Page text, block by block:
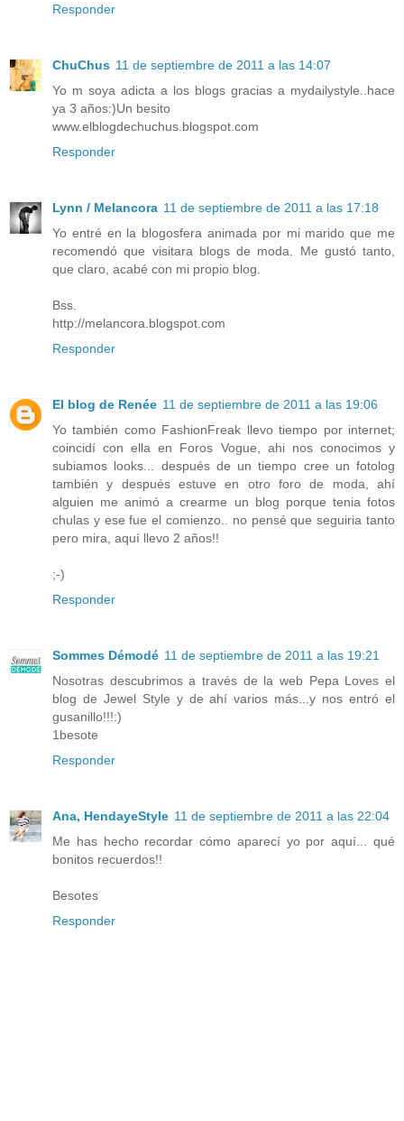
Responder
ChuChus 11 de septiembre de 2011 a las 14:07
Yo m soya adicta a los blogs gracias a mydailystyle..hace
ya 3 años:)Un besito
www.elblogdechuchus.blogspot.com
Responder
Lynn / Melancora 11 de septiembre de 2011 a las 17:18
Yo entré en la blogosfera animada por mi marido que me
recomendó que visitara blogs de moda. Me gustó tanto,
que claro, acabé con mi propio blog.
Bss.
http://melancora.blogspot.com
Responder
El blog de Renée 11 de septiembre de 2011 a las 19:06
Yo también como FashionFreak llevo tiempo por internet;
coincidí con ella en Foros Vogue, ahi nos conocimos y
subiamos looks... después de un tiempo cree un fotolog
también y después estuve en otro foro de moda, ahí
alguien me animó a crearme un blog porque tenia fotos
chulas y ese fue el comienzo.. no pensé que seguiria tanto
pero mira, aquí llevo 2 años!!
;-)
Responder
Sommes Démodé 11 de septiembre de 2011 a las 19:21
Nosotras descubrimos a través de la web Pepa Loves el
blog de Jewel Style y de ahí varios más...y nos entró el
gusanillo!!!:)
1besote
Responder
Ana, HendayeStyle 11 de septiembre de 2011 a las 22:04
Me has hecho recordar cómo aparecí yo por aquí... qué
bonitos recuerdos!!
Besotes
Responder